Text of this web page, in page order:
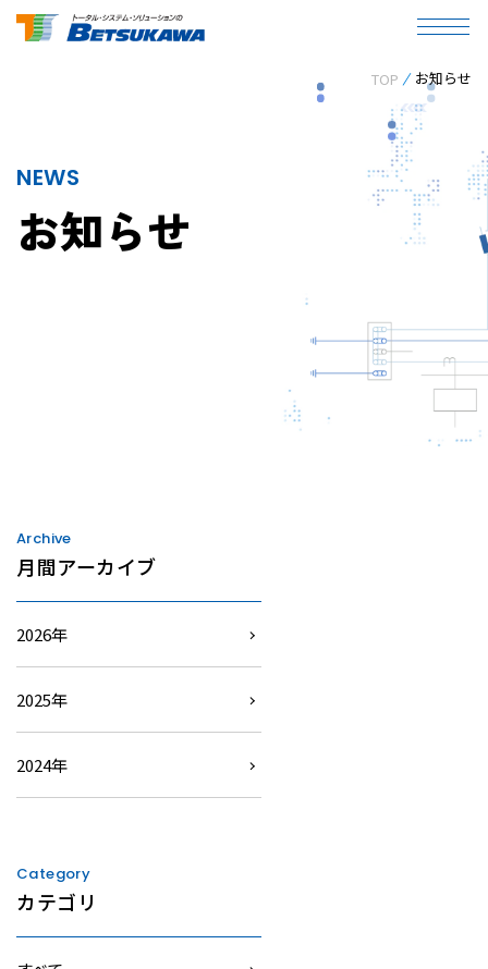
TOP お知らせ
NEWS
お知らせ
Archive
月間アーカイブ
2026年
2025年
2024年
Category
カテゴリ